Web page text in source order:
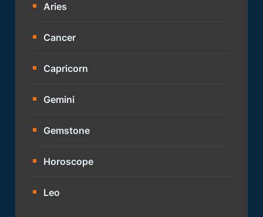
Aries
Cancer
Capricorn
Gemini
Gemstone
Horoscope
Leo